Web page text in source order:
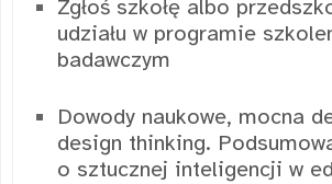
Zgłoś szkołę albo
udziału w programie
badawczym
Dowody naukowe, mocna
design thinking.
o sztucznej inteligencji w